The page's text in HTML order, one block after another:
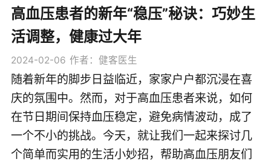
高血压患者的新年“稳压”秘诀：巧妙生
活调整，健康过大年
2024-02-06 作者：健客医生
随着新年的脚步日益临近，家家户户都沉浸在喜
庆的氛围中。然而，对于高血压患者来说，如何
在节日期间保持血压稳定，避免病情波动，成了
一个不小的挑战。今天，就让我们一起来探讨几
个简单而实用的生活小妙招，帮助高血压朋友们